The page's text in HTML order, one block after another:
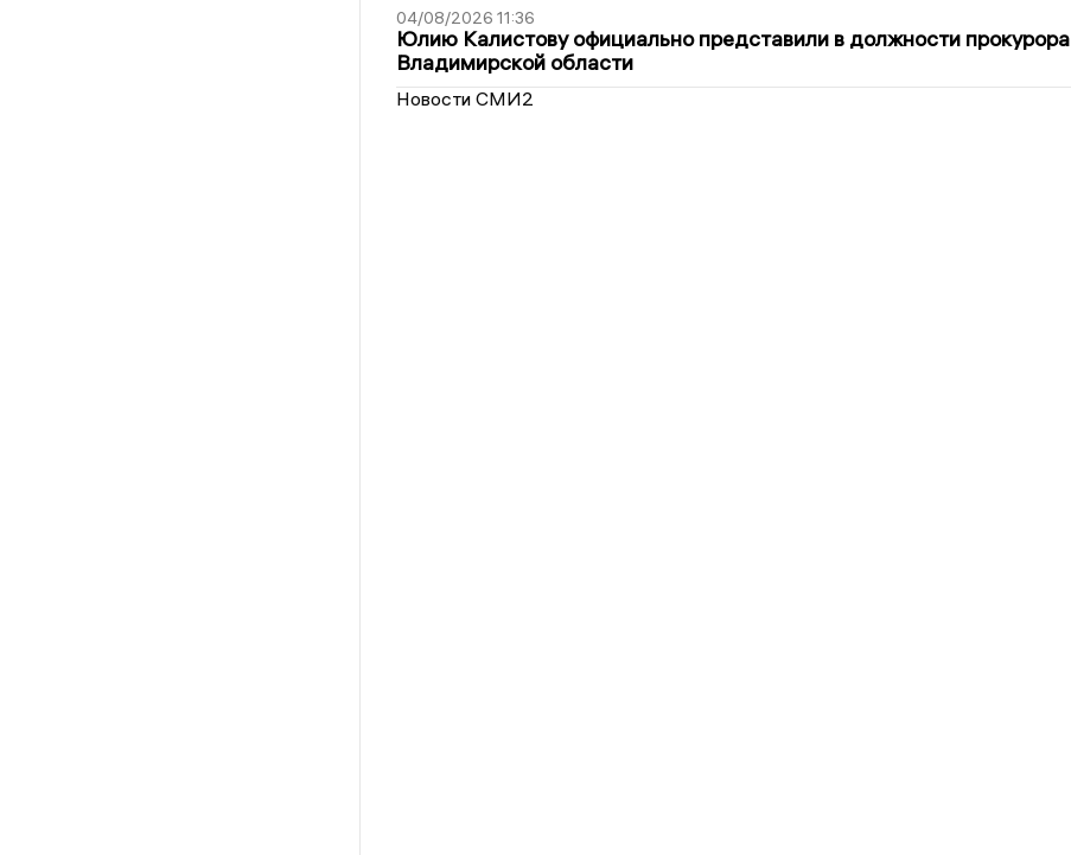
04/08/2026 11:36
Юлию Калистову официально представили в должности прокурора
Владимирской области
Новости СМИ2